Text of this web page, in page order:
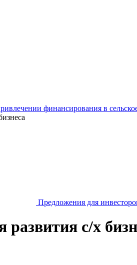
финансирования в
Предложения для
с/х